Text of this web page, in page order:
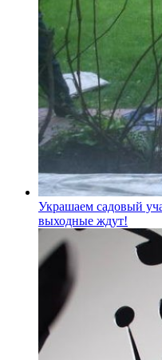
Украшаем садовый
выходные ждут!